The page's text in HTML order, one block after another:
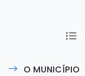
O MUNICÍPIO